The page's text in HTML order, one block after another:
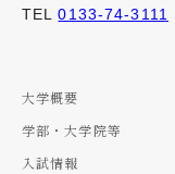
TEL0133-74-3111
大学概要
学部・大学院等
入試情報